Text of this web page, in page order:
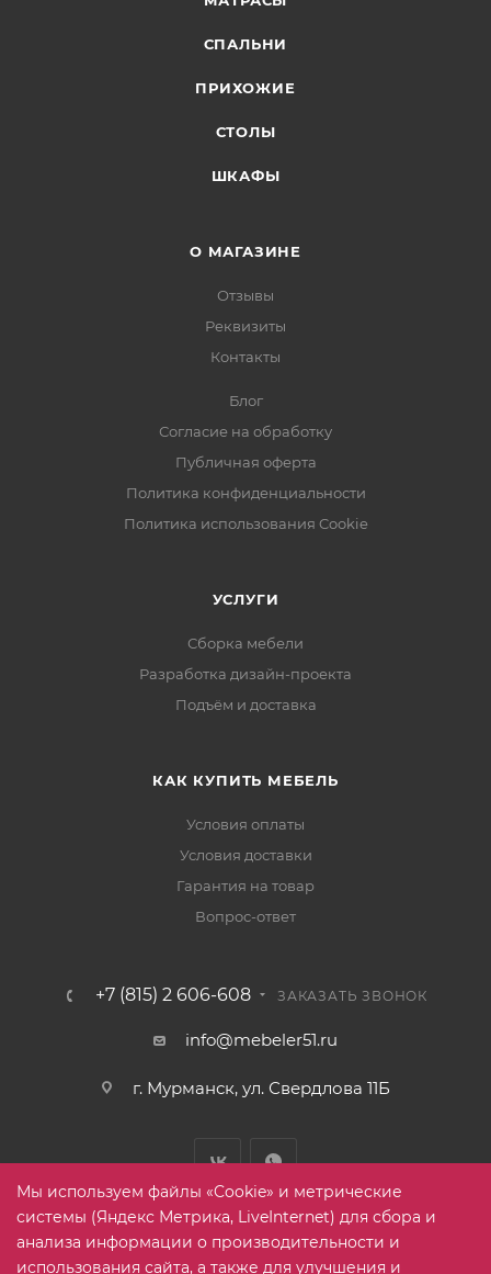
СПАЛЬНИ
ПРИХОЖИЕ
СТОЛЫ
ШКАФЫ
О МАГАЗИНЕ
Отзывы
Реквизиты
Контакты
Блог
Согласие на обработку
Публичная оферта
Политика конфиденциальности
Политика использования Cookie
УСЛУГИ
Сборка мебели
Разработка дизайн-проекта
Подъём и доставка
КАК КУПИТЬ МЕБЕЛЬ
Условия оплаты
Условия доставки
Гарантия на товар
Вопрос-ответ
+7 (815) 2 606-608 ЗАКАЗАТЬ ЗВОНОК
info@mebeler51.ru
г. Мурманск, ул. Свердлова 11Б
Мы используем файлы «Cookie» и метрические
системы (Яндекс Метрика, LiveInternet) для сбора и
анализа информации о производительности и
использования сайта, а также для улучшения и